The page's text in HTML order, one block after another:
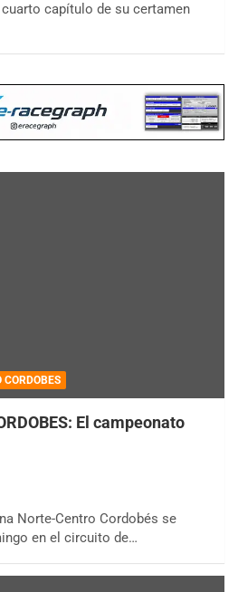
capítulo de su certamen
CORDOBES
El campeonato
Norte-Centro Cordobés se
en el circuito de…